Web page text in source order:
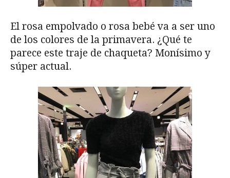
El rosa empolvado o rosa bebé va a ser uno
de los colores de la primavera. ¿Qué te
parece este traje de chaqueta? Monísimo y
súper actual.